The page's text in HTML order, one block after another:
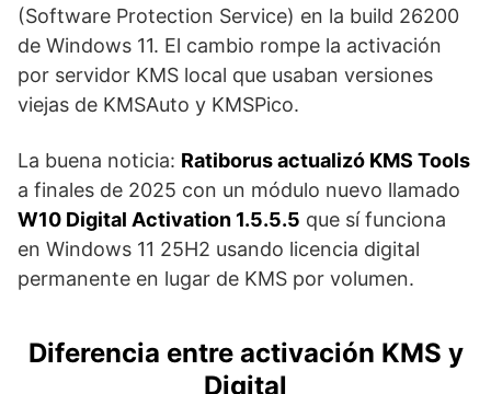
(Software Protection Service) en la build 26200
de Windows 11. El cambio rompe la activación
por servidor KMS local que usaban versiones
viejas de KMSAuto y KMSPico.
La buena noticia: Ratiborus actualizó KMS Tools
a finales de 2025 con un módulo nuevo llamado
W10 Digital Activation 1.5.5.5 que sí funciona
en Windows 11 25H2 usando licencia digital
permanente en lugar de KMS por volumen.
Diferencia entre activación KMS y
Digital